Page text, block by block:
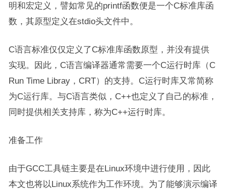
明和宏定义，譬如常见的printf函数便是一个C标准库函
数，其原型定义在stdio头文件中。
C语言标准仅仅定义了C标准库函数原型，并没有提供
实现。因此，C语言编译器通常需要一个C运行时库（C
Run Time Libray，CRT）的支持。C运行时库又常简称
为C运行库。与C语言类似，C++也定义了自己的标准，
同时提供相关支持库，称为C++运行时库。
准备工作
由于GCC工具链主要是在Linux环境中进行使用，因此
本文也将以Linux系统作为工作环境。为了能够演示编译